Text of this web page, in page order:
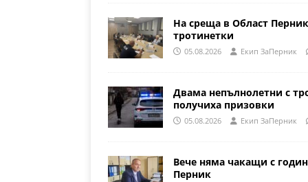
На среща в Област
тротинетки
05.08.2026 Eкип ЗаПерник
Двама непълнолетни с
получиха призовки
05.08.2026 Eкип ЗаПерник
Вече няма чакащи с
Перник